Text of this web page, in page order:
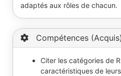
adaptés aux rôles de chacun.
Compétences (Acquis)
Citer les catégories de
caractéristiques de